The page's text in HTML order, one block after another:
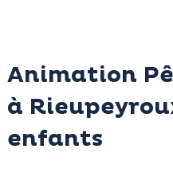
Animation
à
enfants